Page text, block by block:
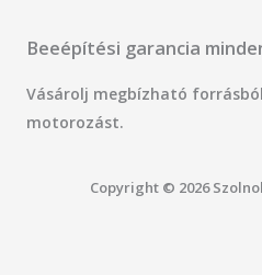
Beeépítési garancia
Vásárolj megbízható
motorozást.
Copyright © 2026